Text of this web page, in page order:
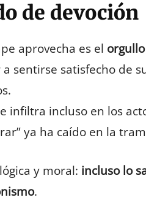
de devoción
aprovecha es el
sentirse satisfecho de
infiltra incluso en los
ya ha caído en la
y moral: incluso lo
.